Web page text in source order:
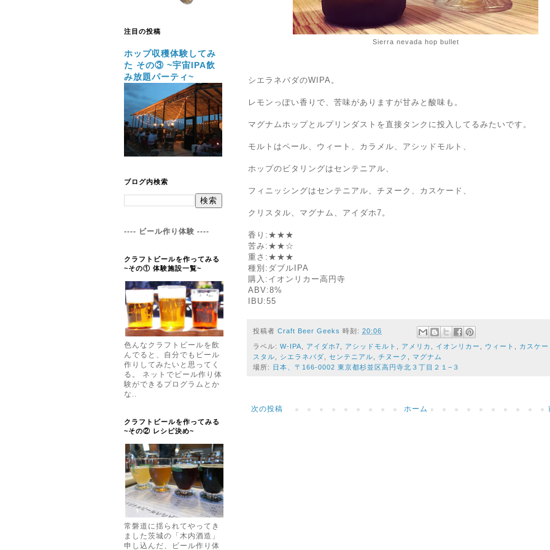
Sierra nevada hop bullet
シエラネバダのWIPA。
レモンっぽい香りで、苦味がありますが甘みと酸味も。
マグナムホップとルプリンダストを直接タンクに投入してるみたいです。
モルトはペール、ウィート、カラメル、アシッドモルト、
ホップのビタリングはセンテニアル、
フィニッシングはセンテニアル、チヌーク、カスケード、
クリスタル、マグナム、アイダホ7。
香り:★★★
苦み:★★☆
重さ:★★★
種別:ダブルIPA
購入:イオンリカー高円寺
ABV:8%
IBU:55
投稿者 Craft Beer Geeks 時刻: 20:06
ラベル: W-IPA アイダホ7 アシッドモルト アメリカ イオンリカー ウィート カスケー
スタル
シエラネバダ センテニアル チヌーク
マグナム
場所: 日本、〒166-0002 東京都杉並区高円寺北３丁目２１−３
次の投稿 ホーム
注目の投稿
ホップ収穫体験してみ
た その③ ~宇宙IPA飲
み放題パーティ~
ブログ内検索
---- ビール作り体験 ----
クラフトビールを作ってみる
~その① 体験施設一覧~
色んなクラフトビールを飲
んでると、自分でもビール
作りしてみたいと思ってく
る。 ネットでビール作り体
験ができるプログラムとか
な..
クラフトビールを作ってみる
~その② レシピ決め~
常磐道に揺られてやってき
ました茨城の「木内酒造」
申し込んだ、ビール作り体